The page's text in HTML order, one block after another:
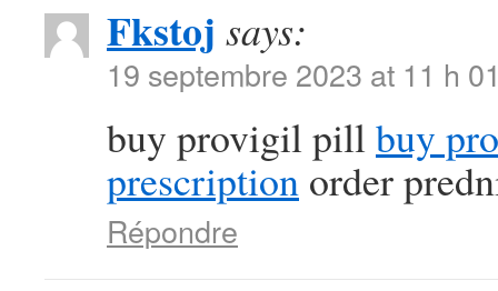
Fkstoj says:
19 septembre 2023 at 11 h
buy provigil pillbuy
prescription order
Répondre